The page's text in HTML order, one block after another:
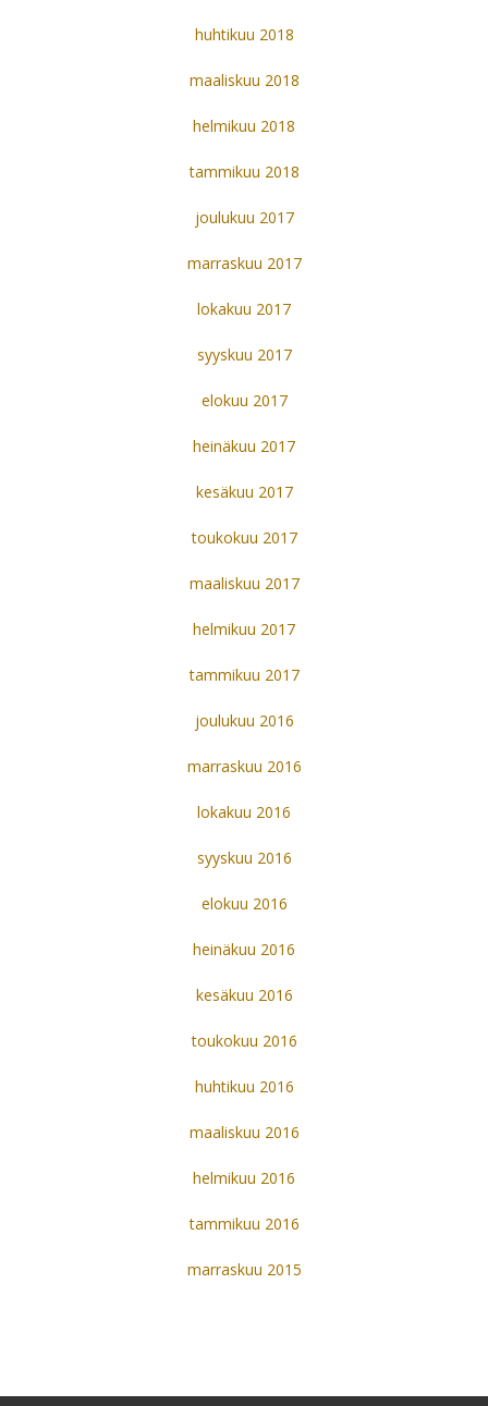
huhtikuu 2018
maaliskuu 2018
helmikuu 2018
tammikuu 2018
joulukuu 2017
marraskuu 2017
lokakuu 2017
syyskuu 2017
elokuu 2017
heinäkuu 2017
kesäkuu 2017
toukokuu 2017
maaliskuu 2017
helmikuu 2017
tammikuu 2017
joulukuu 2016
marraskuu 2016
lokakuu 2016
syyskuu 2016
elokuu 2016
heinäkuu 2016
kesäkuu 2016
toukokuu 2016
huhtikuu 2016
maaliskuu 2016
helmikuu 2016
tammikuu 2016
marraskuu 2015